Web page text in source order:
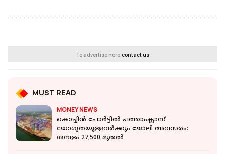
To advertise here,contact us
MUST READ
MONEY NEWS
കൊച്ചിന്‍ പോർട്ടില്‍‌ പത്താംക്ലാസ്
യോഗ്യതയുള്ളവർക്കും ജോലി അവസരം:
ശമ്പളം 27,500 മുതല്‍